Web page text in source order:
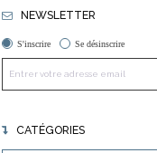
NEWSLETTER
S'inscrire Se désinscrire
CATÉGORIES